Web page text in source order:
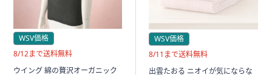
WSV価格
送
8/12まで送料無料
ウイング 綿の贅沢オーガニック
WSV価格
送
8/11まで送料無料
出雲たおる ニオイが気にならな